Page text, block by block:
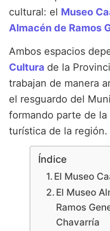
cultural: el Museo
Almacén de Ramos
Ambos espacios
Cultura de la
trabajan de manera
el resguardo del
formando parte de
turística de la región.
Índice
El Museo
El Museo
Ramos
Chavarría